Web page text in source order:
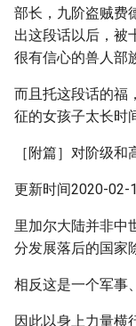
部长，九阶盗贼费
出这段话以后，被
很有信心的兽人部
而且托这段话的福
征的女孩子太长时
［附篇］对阶级
更新时间2020-02-
里加尔大陆并非中
分发展落后的国家
相反这是一个军事
因此以身上力量横